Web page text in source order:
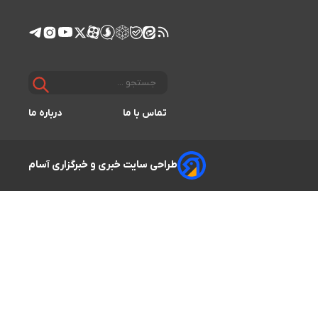
تماس با ما درباره ما
طراحی سایت خبری و خبرگزاری آسام